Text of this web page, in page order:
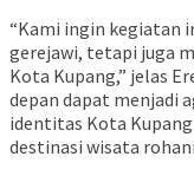
“Kami ingin kegiatan
gerejawi, tetapi juga
Kota Kupang,” jelas
depan dapat menjadi
identitas Kota
destinasi wisata